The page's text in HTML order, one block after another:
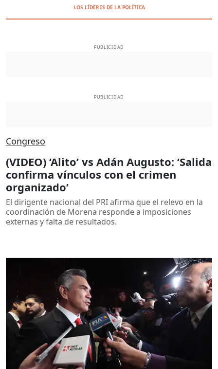
LOS LÍDERES DE LA POLÍTICA
PUBLICIDAD
PUBLICIDAD
Congreso
(VIDEO) ‘Alito’ vs Adán Augusto: ‘Salida
confirma vínculos con el crimen
organizado’
El dirigente nacional del PRI afirma que el relevo en la
coordinación de Morena responde a imposiciones
externas y falta de resultados.